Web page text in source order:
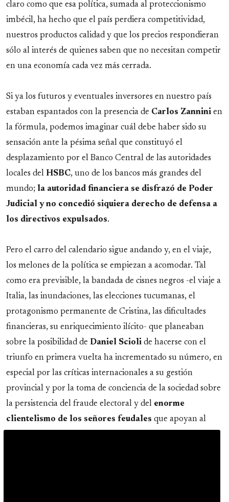
claro como que esa política, sumada al proteccionismo
imbécil, ha hecho que el país perdiera competitividad,
nuestros productos calidad y que los precios respondieran
sólo al interés de quienes saben que no necesitan competir
en una economía cada vez más cerrada.
Si ya los futuros y eventuales inversores en nuestro país
estaban espantados con la presencia de Carlos Zannini en
la fórmula, podemos imaginar cuál debe haber sido su
sensación ante la pésima señal que constituyó el
desplazamiento por el Banco Central de las autoridades
locales del HSBC, uno de los bancos más grandes del
mundo; la autoridad financiera se disfrazó de Poder
Judicial y no concedió siquiera derecho de defensa a
los directivos expulsados.
Pero el carro del calendario sigue andando y, en el viaje,
los melones de la política se empiezan a acomodar. Tal
como era previsible, la bandada de cisnes negros -el viaje a
Italia, las inundaciones, las elecciones tucumanas, el
protagonismo permanente de Cristina, las dificultades
financieras, su enriquecimiento ilícito- que planeaban
sobre la posibilidad de Daniel Scioli de hacerse con el
triunfo en primera vuelta ha incrementado su número, en
especial por las críticas internacionales a su gestión
provincial y por la toma de conciencia de la sociedad sobre
la persistencia del fraude electoral y del enorme
clientelismo de los señores feudales que apoyan al